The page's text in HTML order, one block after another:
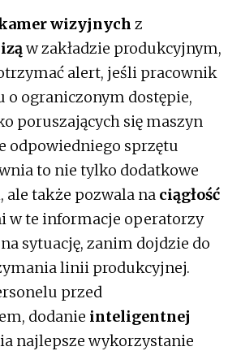
wizyjnych z
w zakładzie produkcyjnym,
alert, jeśli pracownik
o ograniczonym dostępie,
poruszających się maszyn
odpowiedniego sprzętu
to nie tylko dodatkowe
także pozwala na ciągłość
w te informacje operatorzy
sytuację, zanim dojdzie do
linii produkcyjnej.
przed
dodanie inteligentnej
najlepsze wykorzystanie